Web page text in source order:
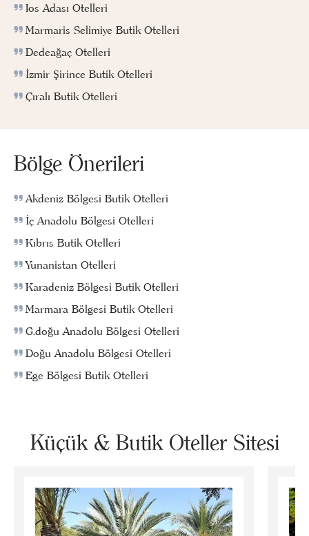
Ios Adası Otelleri
Marmaris Selimiye Butik Otelleri
Dedeağaç Otelleri
İzmir Şirince Butik Otelleri
Çıralı Butik Otelleri
Bölge Önerileri
Akdeniz Bölgesi Butik Otelleri
İç Anadolu Bölgesi Otelleri
Kıbrıs Butik Otelleri
Yunanistan Otelleri
Karadeniz Bölgesi Butik Otelleri
Marmara Bölgesi Butik Otelleri
G.doğu Anadolu Bölgesi Otelleri
Doğu Anadolu Bölgesi Otelleri
Ege Bölgesi Butik Otelleri
Küçük & Butik Oteller Sitesi